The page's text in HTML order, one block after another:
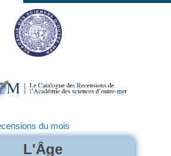
du mois
L'Âge